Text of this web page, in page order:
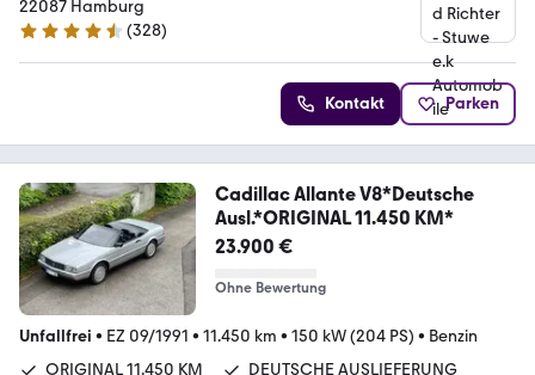
22087 Hamburg
4.6 Sterne
(328)
Kontakt Parken
Cadillac Allante V8*Deutsche
Ausl.*ORIGINAL 11.450 KM*
23.900 €
Ohne Bewertung
Unfallfrei • EZ 09/1991 • 11.450 km • 150 kW (204 PS) • Benzin
ORIGINAL 11.450 KM
DEUTSCHE AUSLIEFERUNG